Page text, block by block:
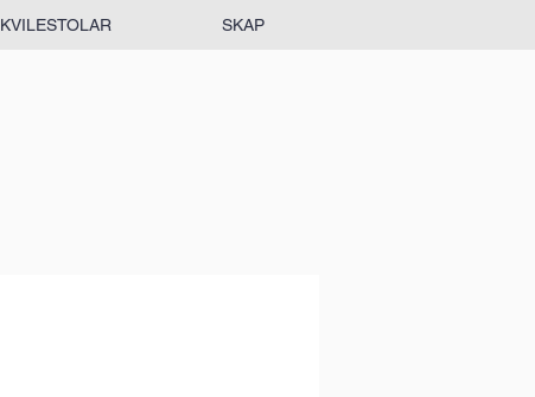
KVILESTOLAR SKAP